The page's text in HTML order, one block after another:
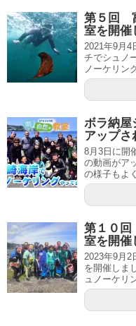
第５回
室を開催
2021年9月4
チでシュノ
ノーケリン
ボラ納屋
アップさ
8月3日に開
の動画がア
の様子もよ
第１０
室を開催
2023年9月2
を開催しま
ュノーケリ